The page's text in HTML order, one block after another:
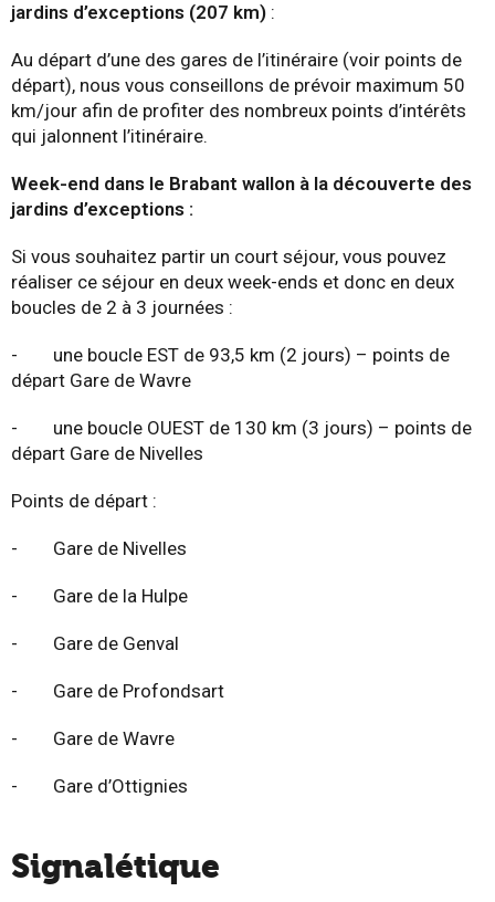
jardins d’exceptions (207 km) :
Au départ d’une des gares de l’itinéraire (voir points de
départ), nous vous conseillons de prévoir maximum 50
km/jour afin de profiter des nombreux points d’intérêts
qui jalonnent l’itinéraire.
Week-end dans le Brabant wallon à la découverte des
jardins d’exceptions :
Si vous souhaitez partir un court séjour, vous pouvez
réaliser ce séjour en deux week-ends et donc en deux
boucles de 2 à 3 journées :
- une boucle EST de 93,5 km (2 jours) – points de
départ Gare de Wavre
- une boucle OUEST de 130 km (3 jours) – points de
départ Gare de Nivelles
Points de départ :
- Gare de Nivelles
- Gare de la Hulpe
- Gare de Genval
- Gare de Profondsart
- Gare de Wavre
- Gare d’Ottignies
Signalétique